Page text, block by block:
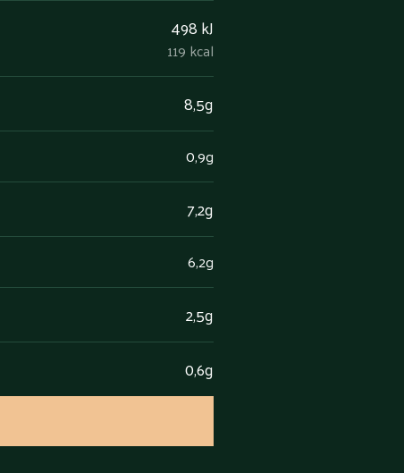
498 kJ
119 kcal
8,5g
0,9g
7,2g
6,2g
2,5g
0,6g